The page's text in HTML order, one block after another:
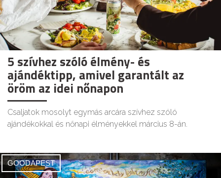
5 szívhez szóló élmény- és
ajándéktipp, amivel garantált az
öröm az idei nőnapon
Csaljatok mosolyt egymás arcára szívhez szóló
ajándékokkal és nőnapi élményekkel március 8-án.
GOODAPEST